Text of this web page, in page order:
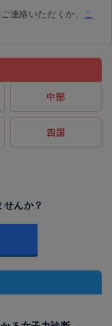
連絡いただくか、 こ
中部
四国
んか？